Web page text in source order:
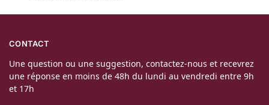
CONTACT
Une question ou une suggestion, contactez-nous et recevrez
une réponse en moins de 48h du lundi au vendredi entre 9h
et 17h